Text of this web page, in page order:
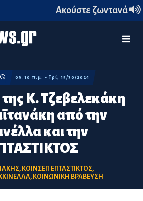
Ακούστε ζωντανά
Κ. Τζεβελεκάκη
από την
και την
09:10 π.μ. - Τρί, 15/30/2024
, ΚΟΙΝΣΕΠ ΕΠΤΑΣΤΙΚΤΟΣ,
, ΚΟΙΝΩΝΙΚΗ ΒΡΑΒΕΥΣΗ